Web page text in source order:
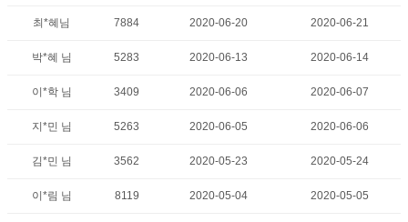
최*혜님 7884 2020-06-20 2020-06-21
박*혜 님 5283 2020-06-13 2020-06-14
이*학 님 3409 2020-06-06 2020-06-07
지*민 님 5263 2020-06-05 2020-06-06
김*민 님 3562 2020-05-23 2020-05-24
이*림 님 8119 2020-05-04 2020-05-05